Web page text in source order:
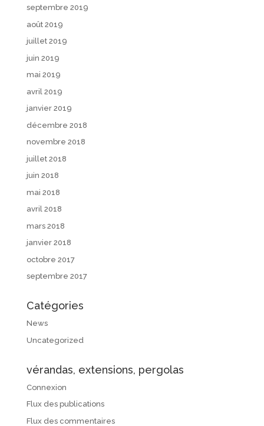
septembre 2019
août 2019
juillet 2019
juin 2019
mai 2019
avril 2019
janvier 2019
décembre 2018
novembre 2018
juillet 2018
juin 2018
mai 2018
avril 2018
mars 2018
janvier 2018
octobre 2017
septembre 2017
Catégories
News
Uncategorized
vérandas, extensions, pergolas
Connexion
Flux des publications
Flux des commentaires